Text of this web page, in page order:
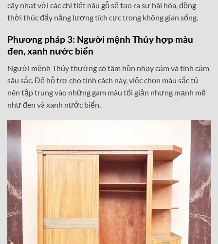
cây nhạt với các chi tiết nâu gỗ sẽ tạo ra sự hài hòa, đồng
thời thúc đẩy năng lượng tích cực trong không gian sống.
Phương pháp 3: Người mệnh Thủy hợp màu
đen, xanh nước biển
Người mệnh Thủy thường có tâm hồn nhạy cảm và tình cảm
sâu sắc. Để hỗ trợ cho tính cách này, việc chọn màu sắc tủ
nên tập trung vào những gam màu tối giản nhưng mạnh mẽ
như đen và xanh nước biển.